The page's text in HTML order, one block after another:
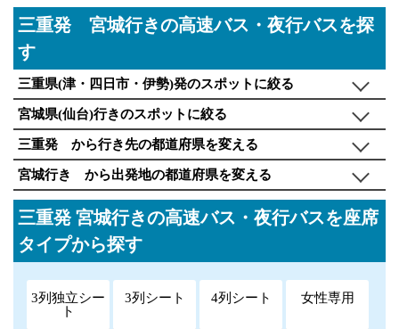
三重発 宮城行きの高速バス・夜行バスを探
す
三重県(津・四日市・伊勢)発のスポットに絞る
宮城県(仙台)行きのスポットに絞る
三重発 から行き先の都道府県を変える
宮城行き から出発地の都道府県を変える
三重発 宮城行きの高速バス・夜行バスを座席
タイプから探す
3列独立シー
ト
3列シート 4列シート 女性専用